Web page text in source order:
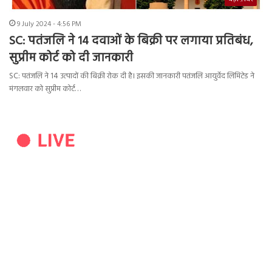
9 July 2024 - 4:56 PM
SC: पतंजलि ने 14 दवाओं के बिक्री पर लगाया प्रतिबंध,
सुप्रीम कोर्ट को दी जानकारी
SC: पतंजलि ने 14 उत्पादों की बिक्री रोक दी है। इसकी जानकारी पतंजलि आयुर्वेद लिमिटेड ने
मंगलवार को सुप्रीम कोर्ट…